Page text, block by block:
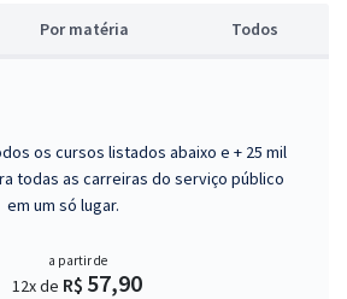
Por matéria Todos
os cursos listados abaixo e + 25 mil
todas as carreiras do serviço público
em um só lugar.
a partir de
12x de R$ 57,90